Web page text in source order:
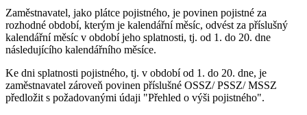
Zaměstnavatel, jako plátce pojistného, je povinen pojistné za
rozhodné období, kterým je kalendářní měsíc, odvést za příslušný
kalendářní měsíc v období jeho splatnosti, tj. od 1. do 20. dne
následujícího kalendářního měsíce.
Ke dni splatnosti pojistného, tj. v období od 1. do 20. dne, je
zaměstnavatel zároveň povinen příslušné OSSZ/ PSSZ/ MSSZ
předložit s požadovanými údaji "Přehled o výši pojistného".